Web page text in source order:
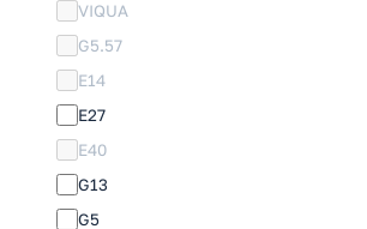
VIQUA
G5.57
E14
E27
E40
G13
G5